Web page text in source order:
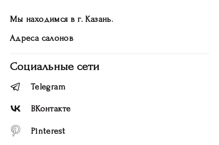
Мы находимся в г. Казань.
Адреса салонов
Социальные сети
Telegram
ВКонтакте
Pinterest